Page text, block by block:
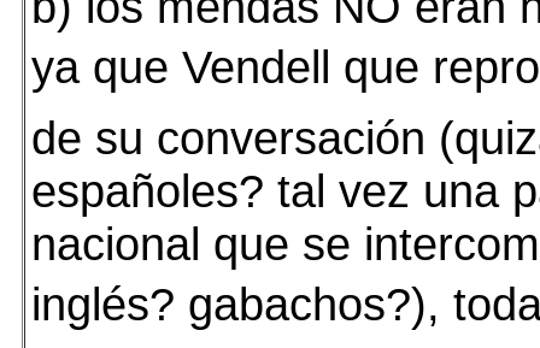
ya que Vendell que
de su conversación
españoles? tal vez una
nacional que se
inglés? gabachos?),